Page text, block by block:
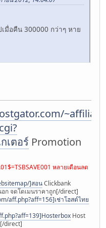
มื่อคืน 300000 กว่าๆ หาย
~affiliat/
เตอร์ Promotion
หลายเดือนลด
]สอนClickbank
อก จดโดเมนราคาถูก[/direct]
aff.php?aff=156]เช่าโฮสต์ไทย
Host
direct]